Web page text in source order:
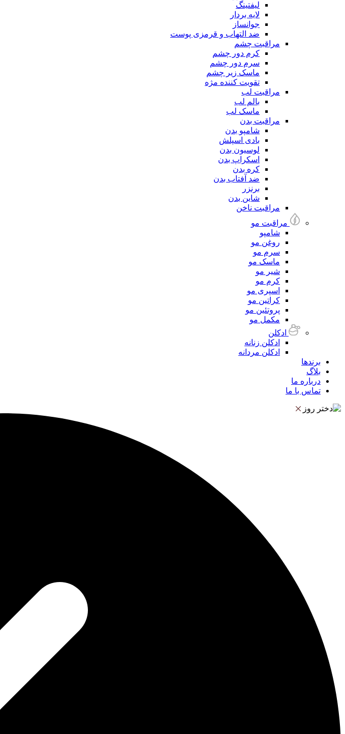
لیفتینگ
لایه بردار
جوانساز
ضد التهاب و قرمزی پوست
مراقبت چشم
کرم دور چشم
سرم دور چشم
ماسک زیر چشم
تقویت کننده مژه
مراقبت لب
بالم لب
ماسک لب
مراقبت بدن
شامپو بدن
بادی اسپلش
لوسیون بدن
اسکراپ بدن
کره بدن
ضد آفتاب بدن
برنزر
شاین بدن
مراقبت ناخن
مراقبت مو
شامپو
روغن مو
سرم مو
ماسک مو
شیر مو
کرم مو
اسپری مو
کراتین مو
پروتئین مو
مکمل مو
ادکلن
ادکلن زنانه
ادکلن مردانه
برندها
بلاگ
درباره ما
تماس با ما